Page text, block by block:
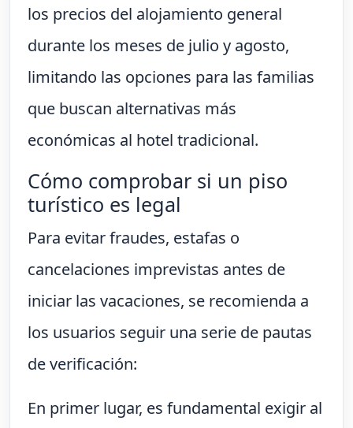
los precios del alojamiento general
durante los meses de julio y agosto,
limitando las opciones para las familias
que buscan alternativas más
económicas al hotel tradicional.
Cómo comprobar si un piso
turístico es legal
Para evitar fraudes, estafas o
cancelaciones imprevistas antes de
iniciar las vacaciones, se recomienda a
los usuarios seguir una serie de pautas
de verificación:
En primer lugar, es fundamental exigir al